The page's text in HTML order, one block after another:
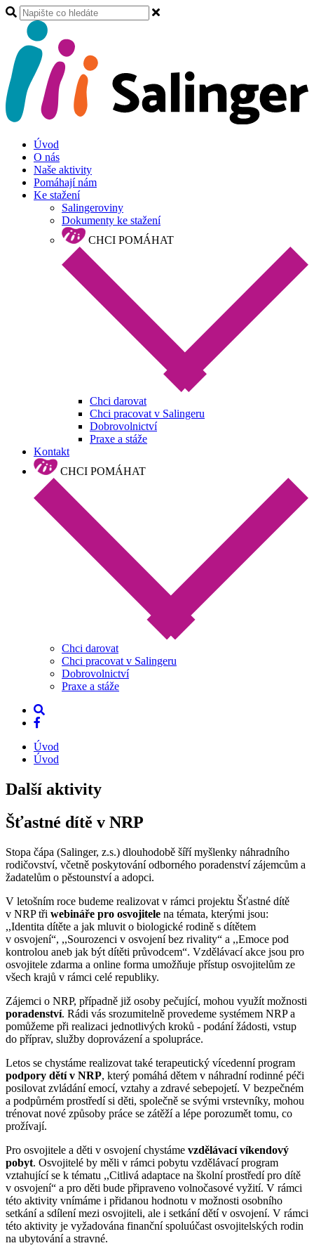
Úvod
O nás
Naše aktivity
Pomáhají nám
Ke stažení
Salingeroviny
Dokumenty ke stažení
CHCI POMÁHAT
Chci darovat
Chci pracovat v Salingeru
Dobrovolnictví
Praxe a stáže
Kontakt
CHCI POMÁHAT
Chci darovat
Chci pracovat v Salingeru
Dobrovolnictví
Praxe a stáže
Úvod
Úvod
Další aktivity
Šťastné dítě v NRP
Stopa čápa (Salinger, z.s.) dlouhodobě šíří myšlenky náhradního
rodičovství, včetně poskytování odborného poradenství zájemcům a
žadatelům o pěstounství a adopci.
V letošním roce budeme realizovat v rámci projektu Šťastné dítě
v NRP tři webináře pro osvojitele na témata, kterými jsou:
,,Identita dítěte a jak mluvit o biologické rodině s dítětem
v osvojení“, ,,Sourozenci v osvojení bez rivality“ a ,,Emoce pod
kontrolou aneb jak být dítěti průvodcem“. Vzdělávací akce jsou pro
osvojitele zdarma a online forma umožňuje přístup osvojitelům ze
všech krajů v rámci celé republiky.
Zájemci o NRP, případně již osoby pečující, mohou využít možnosti
poradenství. Rádi vás srozumitelně provedeme systémem NRP a
pomůžeme při realizaci jednotlivých kroků - podání žádosti, vstup
do příprav, služby doprovázení a spolupráce.
Letos se chystáme realizovat také terapeutický vícedenní program
podpory dětí v NRP, který pomáhá dětem v náhradní rodinné péči
posilovat zvládání emocí, vztahy a zdravé sebepojetí. V bezpečném
a podpůrném prostředí si děti, společně se svými vrstevníky, mohou
trénovat nové způsoby práce se zátěží a lépe porozumět tomu, co
prožívají.
Pro osvojitele a děti v osvojení chystáme vzdělávací víkendový
pobyt. Osvojitelé by měli v rámci pobytu vzdělávací program
vztahující se k tématu ,,Citlivá adaptace na školní prostředí pro dítě
v osvojení“ a pro děti bude připraveno volnočasové vyžití. V rámci
této aktivity vnímáme i přidanou hodnotu v možnosti osobního
setkání a sdílení mezi osvojiteli, ale i setkání dětí v osvojení. V rámci
této aktivity je vyžadována finanční spoluúčast osvojitelských rodin
na ubytování a stravné.